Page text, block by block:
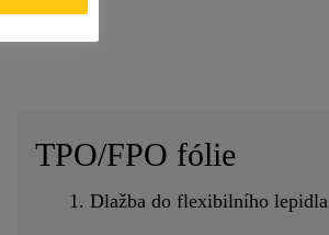
TPO/FPO fólie
1. Dlažba do flexibilního lepidla